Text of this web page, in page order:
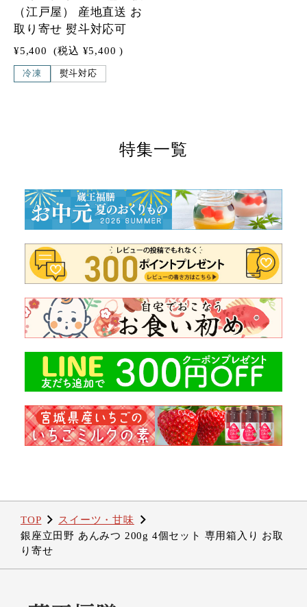
（江戸屋） 産地直送 お
取り寄せ 熨斗対応可
¥5,400 (税込 ¥5,400 )
冷凍 熨斗対応
特集一覧
TOP
スイーツ・甘味
銀座立田野 あんみつ 200g 4個セット 専用箱入り お取
り寄せ